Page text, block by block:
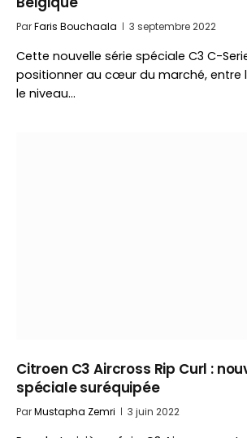
ParFaris Bouchaala 3 septembre 2022
Cette nouvelle série spéciale C3 C-
positionner au cœur du marché, entre
le niveau…
Citroen C3 Aircross Rip Curl :
spéciale suréquipée
ParMustapha Zemri 3 juin 2022